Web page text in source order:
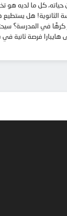
حياته، كل ما لديه هو
هل يستطيع
كرهًا في المدرسة؟
هايبارا فرصة ثانية